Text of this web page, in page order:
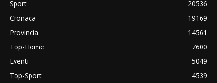
Sport
20536
Cronaca
19169
Provincia
14561
Top-Home
7600
Eventi
5049
Top-Sport
4539